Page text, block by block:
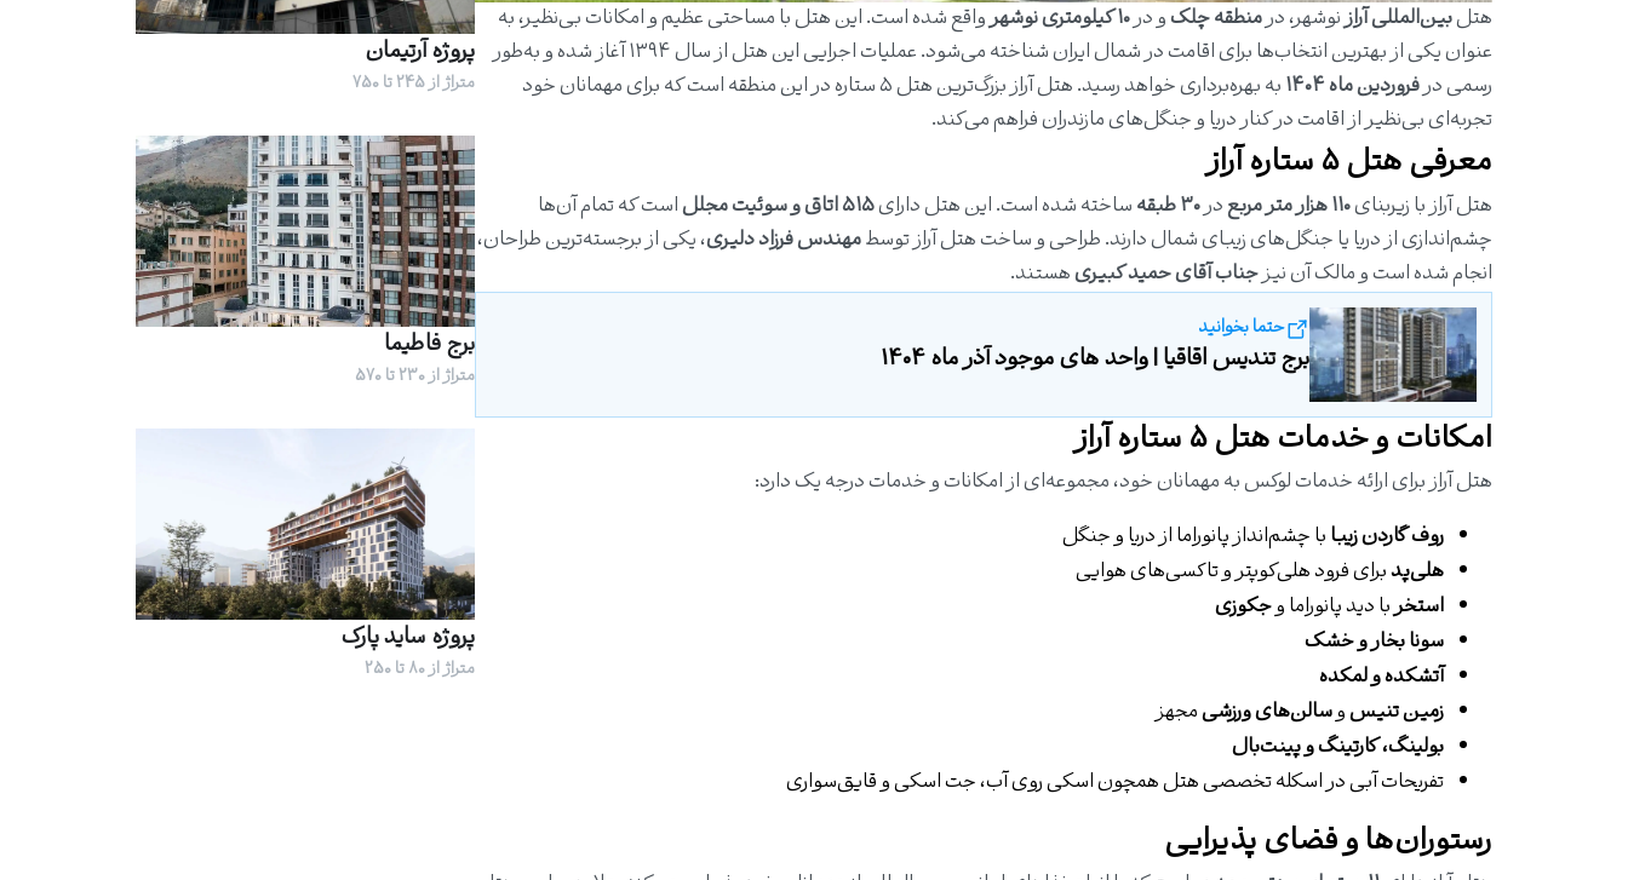
هتلبین‌المللی آرازنوشهر، درمنطقه چلکو در۱۰ کیلومتری نوشهر
واقع شده است. این هتل با مساحتی عظیم و امکانات بی‌نظیر، به
عنوان یکی از بهترین انتخاب‌ها برای اقامت در شمال ایران شناخته می‌شود. عملیات اجرایی این هتل از سال ۱۳۹۴ آغاز شده و به‌طور
رسمی درفروردین ماه ۱۴۰۴
به بهره‌برداری خواهد رسید. هتل آراز بزرگ‌ترین هتل ۵ ستاره در این منطقه است که برای مهمانان خود
تجربه‌ای بی‌نظیر از اقامت در کنار دریا و جنگل‌های مازندران فراهم می‌کند.
معرفی هتل ۵ ستاره آراز
هتل آراز با زیربنای۱۱۰ هزار متر مربع در۳۰ طبقه ساخته شده است. این هتل دارای۵۱۵ اتاق و سوئیت مجلل
است که تمام آن‌ها
چشم‌اندازی از دریا یا جنگل‌های زیبای شمال دارند. طراحی و ساخت هتل آراز توسطمهندس فرزاد دلیری، یکی از برجسته‌ترین طراحان،
انجام شده است و مالک آن نیزجناب آقای حمید کبیریهستند.
حتما بخوانید
برج تندیس اقاقیا | واحد های موجود آذر ماه 1404
امکانات و خدمات هتل ۵ ستاره آراز
هتل آراز برای ارائه خدمات لوکس به مهمانان خود، مجموعه‌ای از امکانات و خدمات درجه یک دارد:
روف گاردن زیبابا چشم‌انداز پانوراما از دریا و جنگل
هلی‌پدبرای فرود هلی‌کوپتر و تاکسی‌های هوایی
استخربا دید پانوراما وجکوزی
سونا بخار و خشک
آتشکده و لمکده
زمین تنیسوسالن‌های ورزشیمجهز
بولینگ، کارتینگ و پینت‌بال
تفریحات آبی در اسکله تخصصی هتل همچون اسکی روی آب، جت اسکی و قایق‌سواری
رستوران‌ها و فضای پذیرایی
پروژه آرتیمان
متراژ از 245 تا 750
برج فاطیما
متراژ از 230 تا 570
پروژه ساید پارک
متراژ از 80 تا 250